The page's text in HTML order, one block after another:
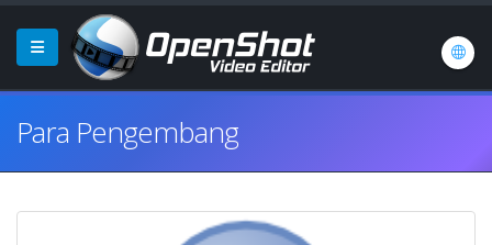
Para Pengembang